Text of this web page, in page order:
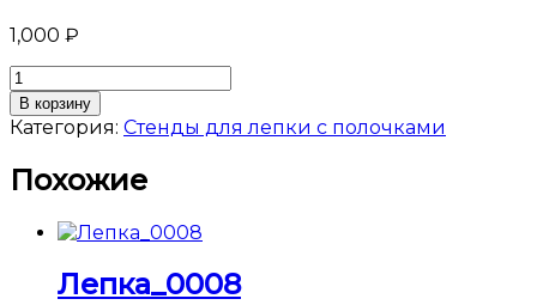
1,000 ₽
Количество
товара
Лепка_0020
В корзину
Категория: Стенды для лепки с полочками
Похожие
Лепка_0008